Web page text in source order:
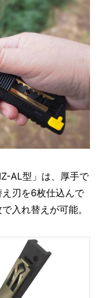
AL型」は、厚手で
刃を6枚仕込んで
入れ替えが可能。